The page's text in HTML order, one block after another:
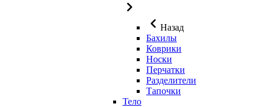
Назад
Бахилы
Коврики
Носки
Перчатки
Разделители
Тапочки
Тело